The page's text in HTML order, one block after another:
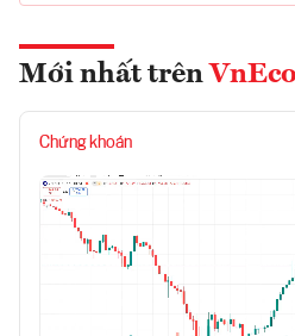
2022
Mới nhất trên
Chứng khoán